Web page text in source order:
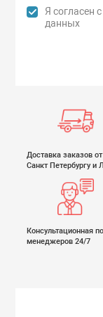
Я согласен
данных
Доставка заказов
Санкт Петербургу и
Консультационная
менеджеров 24/7